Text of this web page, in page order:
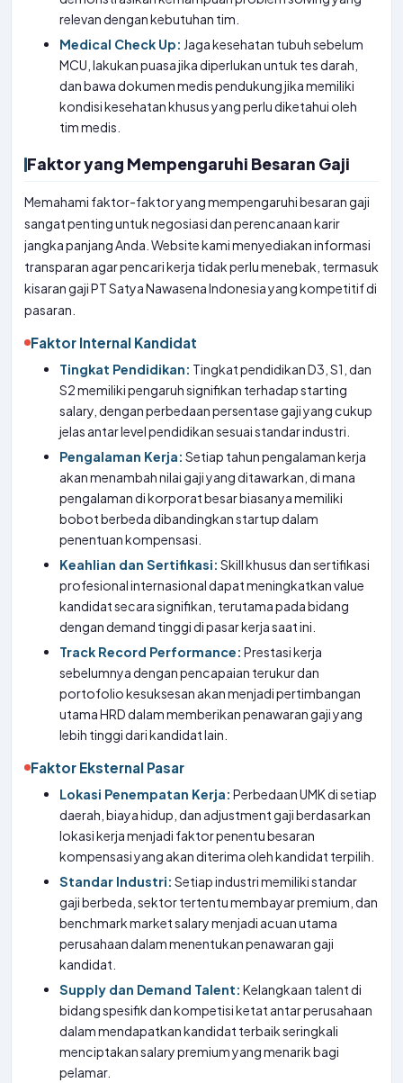
relevan dengan kebutuhan tim.
Medical Check Up: Jaga kesehatan tubuh sebelum
MCU, lakukan puasa jika diperlukan untuk tes darah,
dan bawa dokumen medis pendukung jika memiliki
kondisi kesehatan khusus yang perlu diketahui oleh
tim medis.
Faktor yang Mempengaruhi Besaran Gaji
Memahami faktor-faktor yang mempengaruhi besaran gaji
sangat penting untuk negosiasi dan perencanaan karir
jangka panjang Anda. Website kami menyediakan informasi
transparan agar pencari kerja tidak perlu menebak, termasuk
kisaran gaji PT Satya Nawasena Indonesia yang kompetitif di
pasaran.
Faktor Internal Kandidat
Tingkat Pendidikan: Tingkat pendidikan D3, S1, dan
S2 memiliki pengaruh signifikan terhadap starting
salary, dengan perbedaan persentase gaji yang cukup
jelas antar level pendidikan sesuai standar industri.
Pengalaman Kerja: Setiap tahun pengalaman kerja
akan menambah nilai gaji yang ditawarkan, di mana
pengalaman di korporat besar biasanya memiliki
bobot berbeda dibandingkan startup dalam
penentuan kompensasi.
Keahlian dan Sertifikasi: Skill khusus dan sertifikasi
profesional internasional dapat meningkatkan value
kandidat secara signifikan, terutama pada bidang
dengan demand tinggi di pasar kerja saat ini.
Track Record Performance: Prestasi kerja
sebelumnya dengan pencapaian terukur dan
portofolio kesuksesan akan menjadi pertimbangan
utama HRD dalam memberikan penawaran gaji yang
lebih tinggi dari kandidat lain.
Faktor Eksternal Pasar
Lokasi Penempatan Kerja: Perbedaan UMK di setiap
daerah, biaya hidup, dan adjustment gaji berdasarkan
lokasi kerja menjadi faktor penentu besaran
kompensasi yang akan diterima oleh kandidat terpilih.
Standar Industri: Setiap industri memiliki standar
gaji berbeda, sektor tertentu membayar premium, dan
benchmark market salary menjadi acuan utama
perusahaan dalam menentukan penawaran gaji
kandidat.
Supply dan Demand Talent: Kelangkaan talent di
bidang spesifik dan kompetisi ketat antar perusahaan
dalam mendapatkan kandidat terbaik seringkali
menciptakan salary premium yang menarik bagi
pelamar.